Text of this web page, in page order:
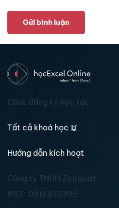
Gửi bình luận
Click đăng ký học tại:
Tất cả khoá học 📖
Hướng dẫn kích hoạt
Công ty TNHH Zeitgeist
MST: 0315976395